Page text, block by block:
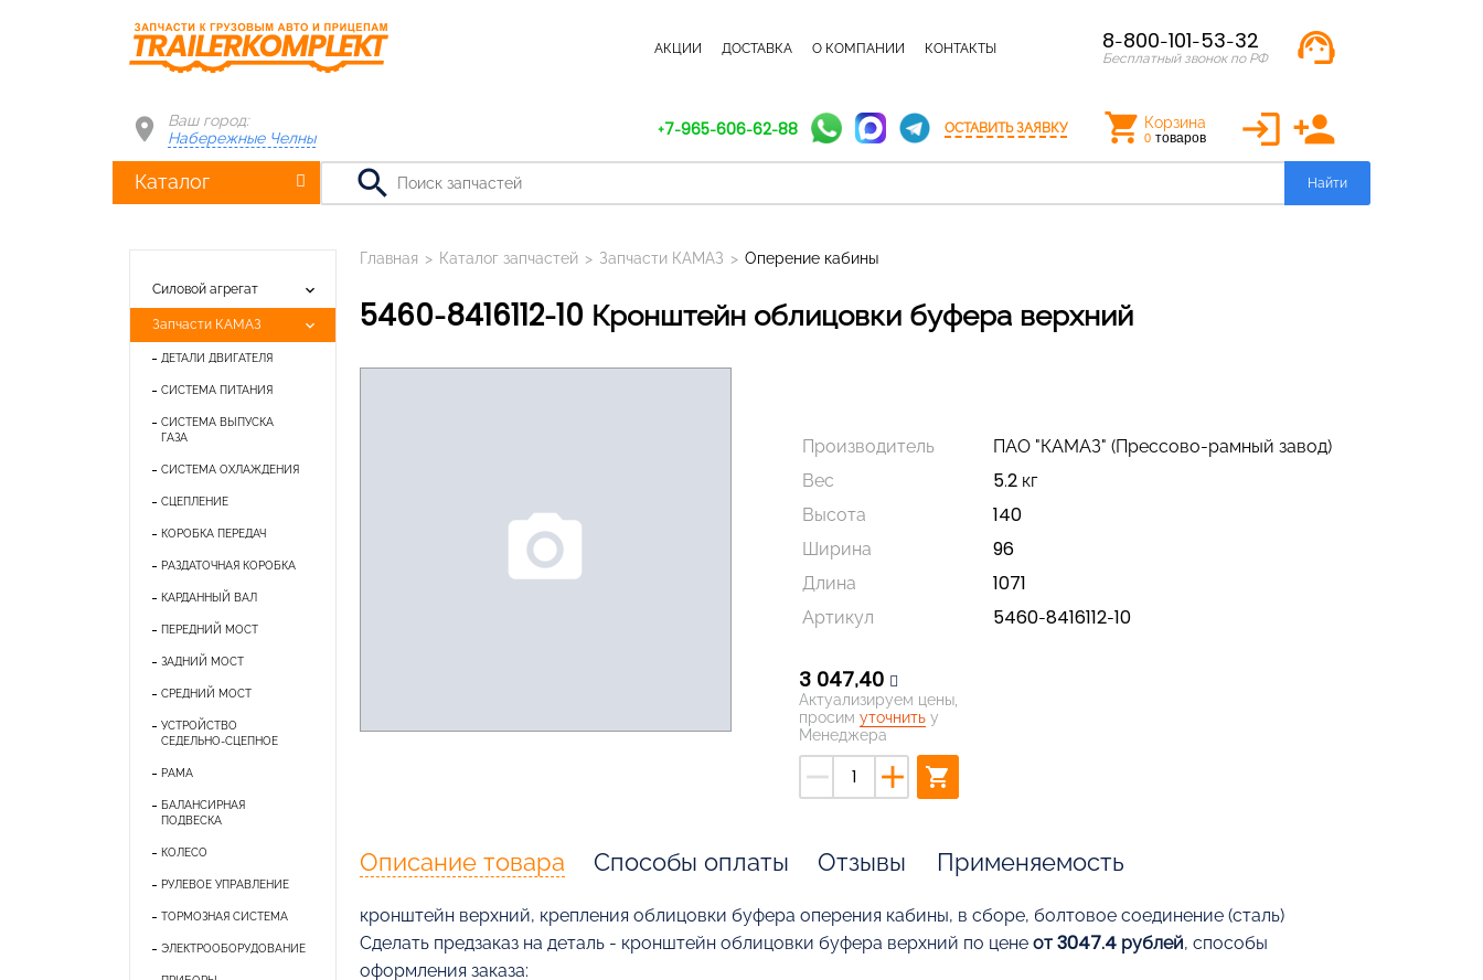
АКЦИИ ДОСТАВКА О КОМПАНИИ КОНТАКТЫ 8-800-101-53-32
Бесплатный звонок по РФ support_agent
Ваш город:
Набережные Челны
+7-965-606-62-88 ОСТАВИТЬ ЗАЯВКУ Корзина
0 товаров login person_add
Каталог search Найти
Силовой агрегат keyboard_arrow_down
Запчасти КАМАЗ keyboard_arrow_down
ДЕТАЛИ ДВИГАТЕЛЯ
СИСТЕМА ПИТАНИЯ
СИСТЕМА ВЫПУСКА
ГАЗА
СИСТЕМА ОХЛАЖДЕНИЯ
СЦЕПЛЕНИЕ
КОРОБКА ПЕРЕДАЧ
РАЗДАТОЧНАЯ КОРОБКА
КАРДАННЫЙ ВАЛ
ПЕРЕДНИЙ МОСТ
ЗАДНИЙ МОСТ
СРЕДНИЙ МОСТ
УСТРОЙСТВО
СЕДЕЛЬНО-СЦЕПНОЕ
РАМА
БАЛАНСИРНАЯ
ПОДВЕСКА
КОЛЕСО
РУЛЕВОЕ УПРАВЛЕНИЕ
ТОРМОЗНАЯ СИСТЕМА
ЭЛЕКТРООБОРУДОВАНИЕ
Главная > Каталог запчастей > Запчасти КАМАЗ > Оперение кабины
5460-8416112-10 Кронштейн облицовки буфера верхний
photo_camera
Производитель
ПАО "КАМАЗ" (Прессово-рамный завод)
Вес
5.2 кг
Высота
140
Ширина
96
Длина
1071
Артикул
5460-8416112-10
3 047,40
Актуализируем цены,
просим уточнитьу
Менеджера
remove add shopping_cart
Описание товара Способы оплаты Отзывы Применяемость
кронштейн верхний, крепления облицовки буфера оперения кабины, в сборе, болтовое соединение (сталь)
Cделать предзаказ на деталь - кронштейн облицовки буфера верхний по цене от 3047.4 рублей, способы
оформления заказа: